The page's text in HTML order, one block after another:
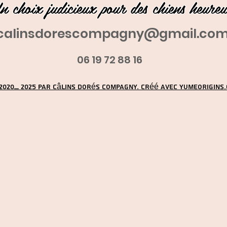
choix judicieux pour des chiens
06 19 72 88 16
2025 par Câlins Dorés Compagny. Créé avec